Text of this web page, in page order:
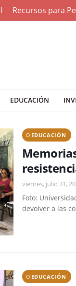
Recursos para
EDUCACIÓN
EDUCACIÓN
viernes, julio 31,
Foto:
devolver a las
EDUCACIÓN